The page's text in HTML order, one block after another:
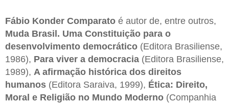
Fábio Konder Comparato é autor de, entre outros,
Muda Brasil. Uma Constituição para o
desenvolvimento democrático (Editora Brasiliense,
1986), Para viver a democracia (Editora Brasiliense,
1989), A afirmação histórica dos direitos
humanos (Editora Saraiva, 1999), Ética: Direito,
Moral e Religião no Mundo Moderno (Companhia